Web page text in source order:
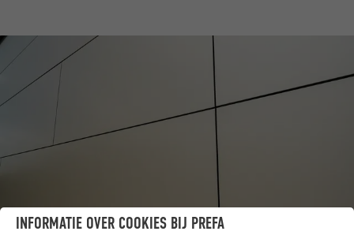
INFORMATIE OVER COOKIES BIJ PREFA